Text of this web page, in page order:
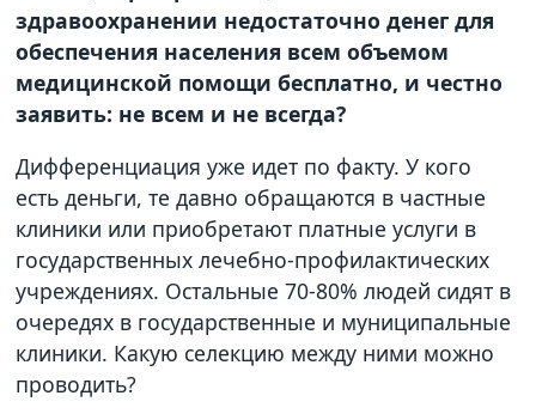
здравоохранении недостаточно денег для
обеспечения населения всем объемом
медицинской помощи бесплатно, и честно
заявить: не всем и не всегда?
Дифференциация уже идет по факту. У кого
есть деньги, те давно обращаются в частные
клиники или приобретают платные услуги в
государственных лечебно-профилактических
учреждениях. Остальные 70-80% людей сидят в
очередях в государственные и муниципальные
клиники. Какую селекцию между ними можно
проводить?